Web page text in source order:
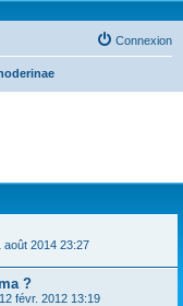
Connexion
août 2014 23:27
?
févr. 2012 13:19